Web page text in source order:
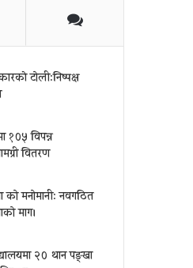
टोली:निष्पक्ष
१०५ विपन्न
वितरण
को मनोमानी: नवगठित
माग।
२० थान पङ्खा